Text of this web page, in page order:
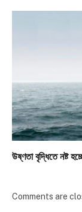
উষ্ণতা বৃদ্ধিতে নষ্ট
Comments are